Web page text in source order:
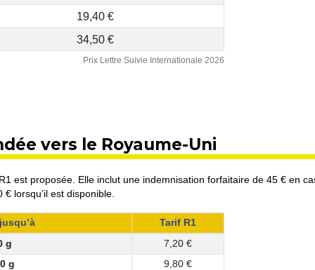
Prix Lettre Suivie Internationale 2026
19,40 €
34,50 €
vers le Royaume-Uni
est proposée. Elle inclut une indemnisation forfaitaire de 45 € en
lorsqu’il est disponible.
Tarif R1
g
7,20 €
g
9,80 €